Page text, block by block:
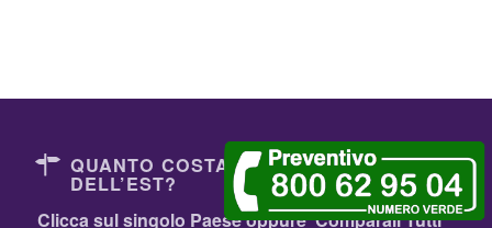
QUANTO COSTANO I DENTISTI
DELL’EST?
Clicca sul singolo Paese oppureComparali Tutti